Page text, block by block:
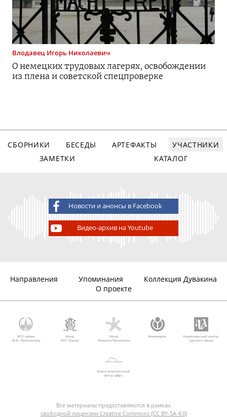
Влодавец Игорь Николаевич
О немецких трудовых лагерях, освобождении
из плена и советской спецпроверке
СБОРНИКИ БЕСЕДЫ АРТЕФАКТЫ
УЧАСТНИКИ
ЗАМЕТКИ
КАТАЛОГ
Новости и анонсы в Facebook
Видео-архив на Youtube
Направления Упоминания
Коллекция Дувакина
О проекте
МГУ имени
М.В. Ломоносова
Фонд
AVC Charity
Фонд
Михаила Прохорова
Викимедиа
Национальный корпус
русского языка
Благотворительный
фонд «Дар»
Все материалы предоставляются в рамках
свободной лицензии Creative Commons (CC BY-SA 4.0)